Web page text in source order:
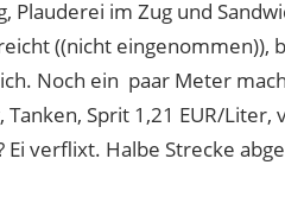
Plauderei im Zug und
((nicht eingenommen)),
Noch ein paar Meter
Sprit 1,21 EUR/Liter,
verflixt. Halbe Strecke